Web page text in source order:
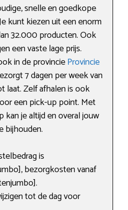
snelle en goedkope
kunt kiezen uit een enorm
32.000 producten. Ook
een vaste lage prijs.
in de provincieProvincie
7 dagen per week van
laat. Zelf afhalen is ook
een pick-up point. Met
kan je altijd en overal jouw
bijhouden.
is
bezorgkosten vanaf
tot de dag voor